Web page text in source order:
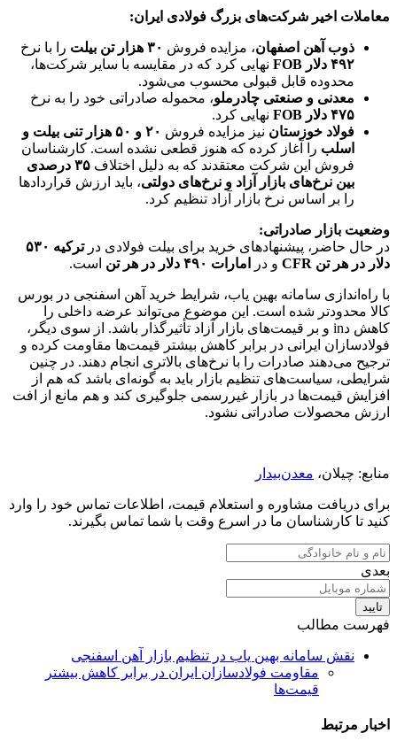
معاملات اخیر شرکت‌های بزرگ فولادی ایران:
ذوب آهن اصفهان، مزایده فروش ۳۰ هزار تن بیلت
را با نرخ
۴۹۲ دلار FOB
نهایی کرد که در مقایسه با سایر شرکت‌ها،
محدوده قابل قبولی محسوب می‌شود.
معدنی و صنعتی چادرملو، محموله صادراتی خود را به نرخ
۴۷۵ دلار FOB
نهایی کرد.
فولاد خوزستان نیز مزایده فروش
۲۰ و ۵۰ هزار تنی بیلت و
اسلب را آغاز کرده که هنوز قطعی نشده است. کارشناسان
فروش این شرکت معتقدند که به دلیل اختلاف
۳۵ درصدی
بین نرخ‌های بازار آزاد و نرخ‌های دولتی، باید ارزش قراردادها
را بر اساس نرخ بازار آزاد تنظیم کرد.
وضعیت بازار صادراتی:
در حال حاضر، پیشنهادهای خرید برای بیلت فولادی در
ترکیه ۵۳۰
دلار در هر تن CFR
و در امارات ۴۹۰ دلار در هر تن است.
با راه‌اندازی سامانه بهین یاب، شرایط خرید آهن اسفنجی در بورس
کالا محدودتر شده است. این موضوع می‌تواند عرضه داخلی را
کاهش دin و بر قیمت‌های بازار آزاد تأثیرگذار باشد. از سوی دیگر،
فولادسازان ایرانی در برابر کاهش بیشتر قیمت‌ها مقاومت کرده و
ترجیح می‌دهند صادرات را با نرخ‌های بالاتری انجام دهند. در چنین
شرایطی، سیاست‌های تنظیم بازار باید به گونه‌ای باشد که هم از
افزایش قیمت‌ها در بازار غیررسمی جلوگیری کند و هم مانع از افت
ارزش محصولات صادراتی نشود.
منابع: چیلان، معدن‌بیدار
برای دریافت مشاوره و استعلام قیمت، اطلاعات تماس خود را وارد
کنید تا کارشناسان ما در اسرع وقت با شما تماس بگیرند.
بعدی
تایید
فهرست مطالب
نقش سامانه بهین یاب در تنظیم بازار آهن اسفنجی
مقاومت فولادسازان ایران در برابر کاهش بیشتر
قیمت‌ها
اخبار مرتبط